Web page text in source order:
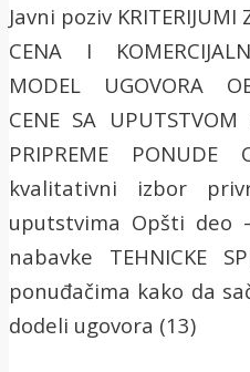
Javni poziv KRITERIJUMI
CENA I
MODEL UGOVORA
CENE SA UPUTSTVOM
PRIPREME
kvalitativni izbor
uputstvima Opšti deo
nabavke TEHNICKE
ponuđačima kako da
dodeli ugovora (13)